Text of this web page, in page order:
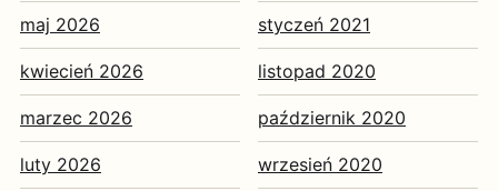
maj 2026
kwiecień 2026
marzec 2026
luty 2026
styczeń 2021
listopad 2020
październik 2020
wrzesień 2020